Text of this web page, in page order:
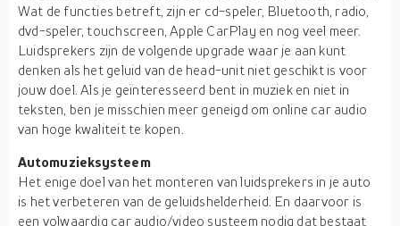
Wat de functies betreft, zijn er cd-speler, Bluetooth, radio,
dvd-speler, touchscreen, Apple CarPlay en nog veel meer.
Luidsprekers zijn de volgende upgrade waar je aan kunt
denken als het geluid van de head-unit niet geschikt is voor
jouw doel. Als je geïnteresseerd bent in muziek en niet in
teksten, ben je misschien meer geneigd om online car audio
van hoge kwaliteit te kopen.
Automuzieksysteem
Het enige doel van het monteren van luidsprekers in je auto
is het verbeteren van de geluidshelderheid. En daarvoor is
een volwaardig car audio/video systeem nodig dat bestaat